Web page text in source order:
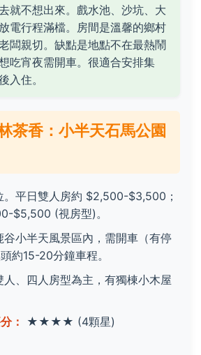
就不想出來。戲水池、沙坑、大
電行程滿檔。房間是溫馨的鄉村
闆親切。缺點是地點不在最熱鬧
吃宵夜需開車。很適合安排集
入住。
茶香：小半天石馬公園
。平日雙人房約 $2,500-$3,500；
$5,500 (視房型)。
谷小半天風景區內，需開車（有停
約15-20分鐘車程。
人、四人房型為主，有獨棟小木屋
：
★★★★ (4顆星)